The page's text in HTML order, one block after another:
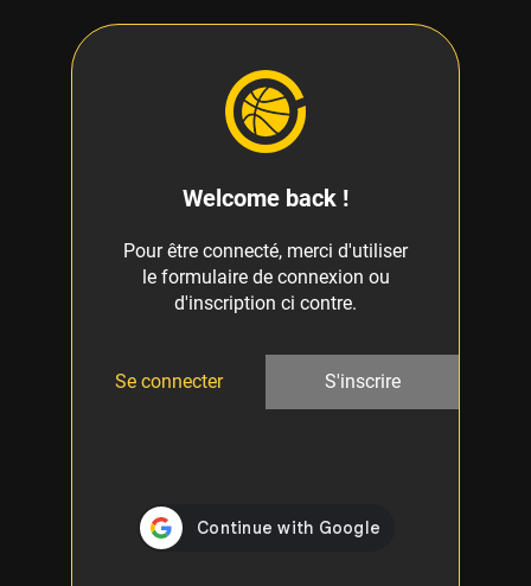
Welcome back !
Pour être connecté, merci d'utiliser
le formulaire de connexion ou
d'inscription ci contre.
Se connecter S'inscrire